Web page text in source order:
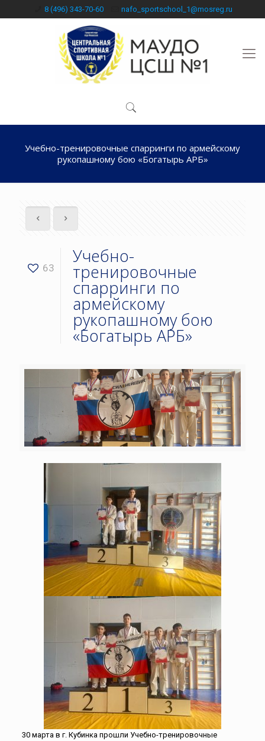
8 (496) 343-70-60 nafo_sportschool_1@mosreg.ru
Учебно-тренировочные спарринги по армейскому
рукопашному бою «Богатырь АРБ»
63
Учебно-
тренировочные
спарринги по
армейскому
рукопашному бою
«Богатырь АРБ»
30 марта в г. Кубинка прошли Учебно-тренировочные